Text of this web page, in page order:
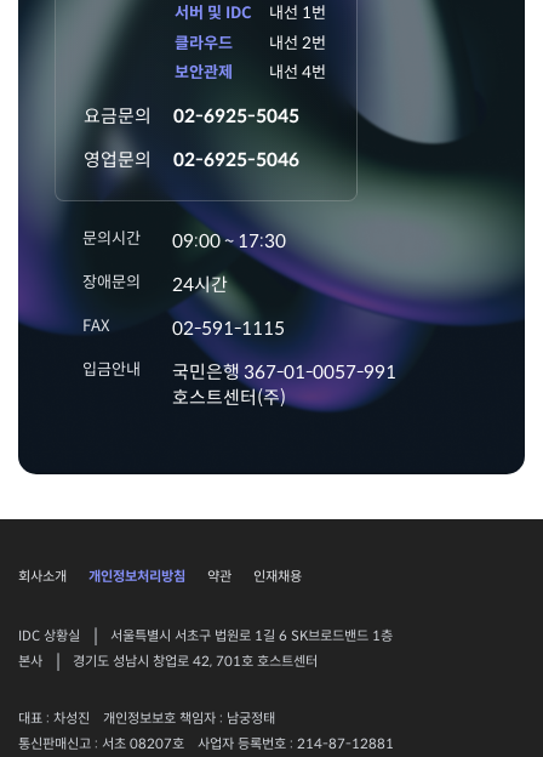
서버 및 IDC
내선 1번
클라우드
내선 2번
보안관제
내선 4번
요금문의
02-6925-5045
영업문의
02-6925-5046
문의시간 09:00 ~ 17:30
장애문의 24시간
FAX 02-591-1115
입금안내
국민은행 367-01-0057-991
호스트센터(주)
회사소개 개인정보처리방침 약관 인재채용
IDC 상황실 |
서울특별시 서초구 법원로 1길 6 SK브로드밴드 1층
본사
| 경기도 성남시 창업로 42, 701호 호스트센터
대표 : 차성진
개인정보보호 책임자 : 남궁정태
통신판매신고 : 서초 08207호
사업자 등록번호 : 214-87-12881